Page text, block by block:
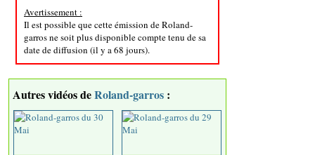
Avertissement :
Il est possible que cette émission de Roland-
garros ne soit plus disponible compte tenu de sa
date de diffusion (il y a 68 jours).
Autres vidéos deRoland-garros :